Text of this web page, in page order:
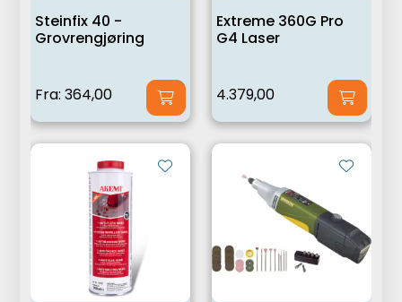
Steinfix 40 -
Grovrengjøring
Fra: 364,00
Extreme 360G Pro
G4 Laser
4.379,00